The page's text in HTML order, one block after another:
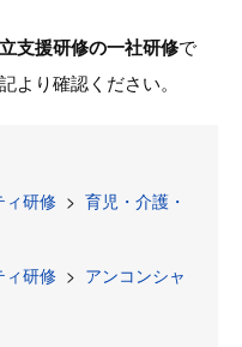
支援研修の一社研修で
より確認ください。
ィ研修 > 育児・介護・
ィ研修 > アンコンシャ